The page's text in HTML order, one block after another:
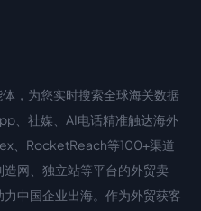
，为您实时搜索全球海关数据
、社媒、AI电话精准触达海外
、RocketReach等100+渠道
网、独立站等平台的外贸卖
中国企业出海。作为外贸获客